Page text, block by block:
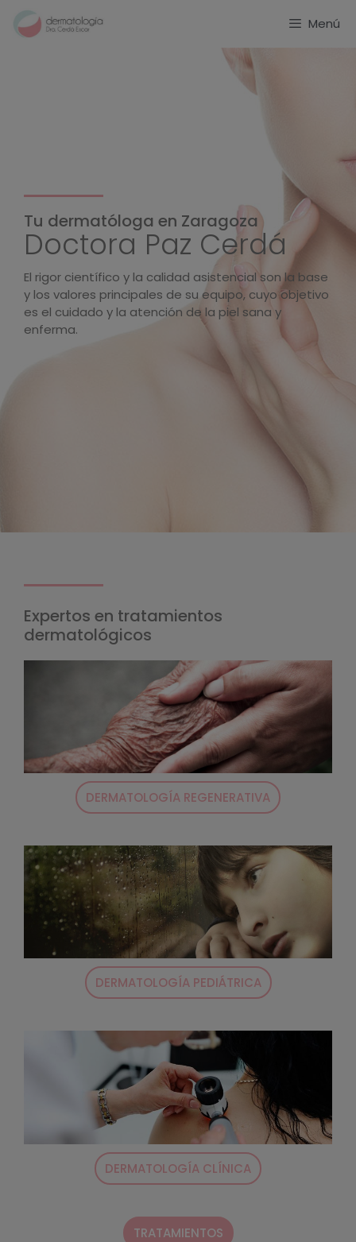
Menú
Tu dermatóloga en Zaragoza
Doctora Paz Cerdá
El rigor científico y la calidad asistencial son la base
y los valores principales de su equipo, cuyo objetivo
es el cuidado y la atención de la piel sana y
enferma.
Expertos en tratamientos
dermatológicos
DERMATOLOGÍA REGENERATIVA
DERMATOLOGÍA PEDIÁTRICA
DERMATOLOGÍA CLÍNICA
TRATAMIENTOS